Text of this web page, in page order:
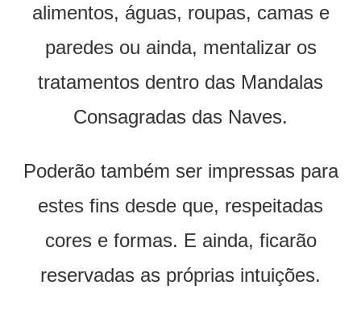
alimentos, águas, roupas, camas e
paredes ou ainda, mentalizar os
tratamentos dentro das Mandalas
Consagradas das Naves.
Poderão também ser impressas para
estes fins desde que, respeitadas
cores e formas. E ainda, ficarão
reservadas as próprias intuições.